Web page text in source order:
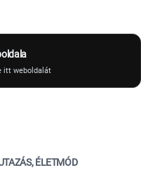
itt weboldalát
ÉLETMÓD